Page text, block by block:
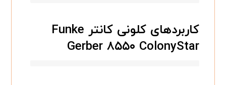
کاربردهای کلونی کانتر Funke
Gerber ۸۵۵۰ ColonyStar